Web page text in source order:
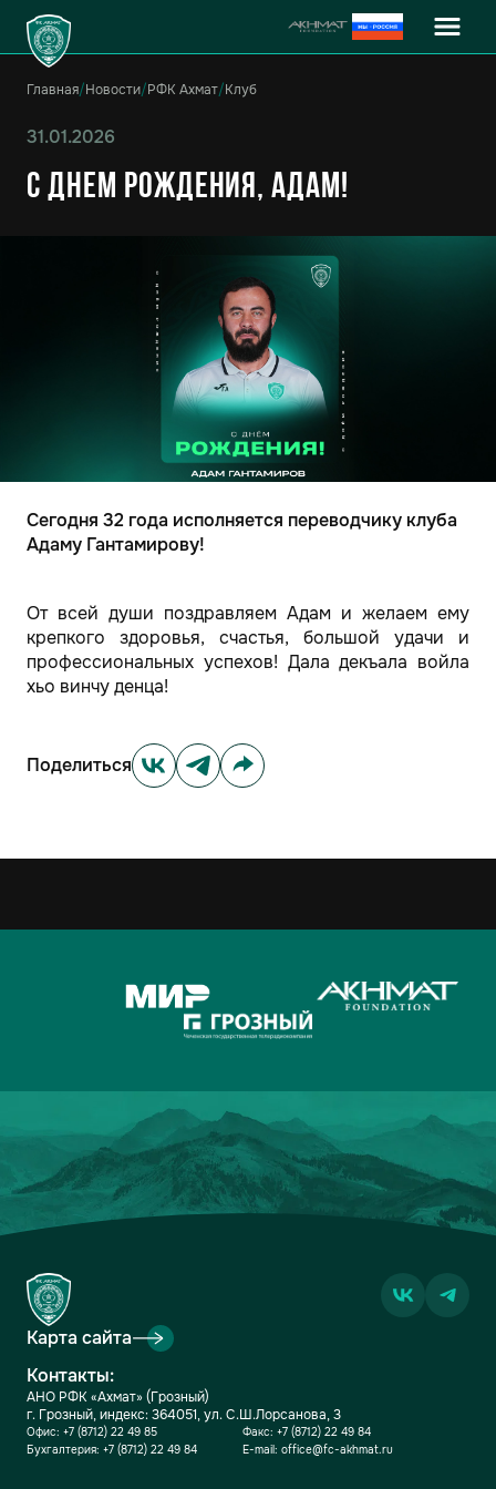
Главная/Новости/РФК Ахмат/Клуб
31.01.2026
C днем рождения, Адам!
Сегодня 32 года исполняется переводчику клуба
Адаму Гантамирову!
От всей души поздравляем Адам и желаем ему
крепкого здоровья, счастья, большой удачи и
профессиональных успехов! Дала декъала войла
хьо винчу денца!
Поделиться
Карта сайта
Контакты:
АНО РФК «Ахмат» (Грозный)
г. Грозный, индекс: 364051, ул. С.Ш.Лорсанова, 3
Офис: +7 (8712) 22 49 85
Бухгалтерия: +7 (8712) 22 49 84
Факс: +7 (8712) 22 49 84
E-mail: office@fc-akhmat.ru